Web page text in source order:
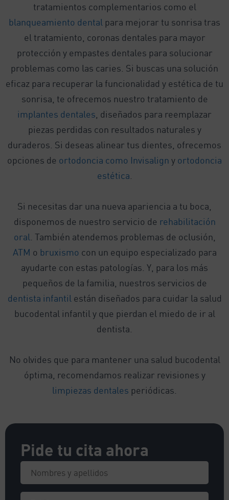
tratamientos complementarios como el
blanqueamiento dental para mejorar tu sonrisa tras
el tratamiento, coronas dentales para mayor
protección y empastes dentales para solucionar
problemas como las caries. Si buscas una solución
eficaz para recuperar la funcionalidad y estética de tu
sonrisa, te ofrecemos nuestro tratamiento de
implantes dentales , diseñados para reemplazar
piezas perdidas con resultados naturales y
duraderos. Si deseas alinear tus dientes, ofrecemos
opciones de ortodoncia como Invisalign y ortodoncia
estética
Si necesitas dar una nueva apariencia a tu boca,
disponemos de nuestro servicio de rehabilitación
oral . También atendemos problemas de oclusión,
ATM o bruxismo con un equipo especializado para
ayudarte con estas patologías. Y, para los más
pequeños de la familia, nuestros servicios de
dentista infantil están diseñados para cuidar la salud
bucodental infantil y que pierdan el miedo de ir al
dentista.
No olvides que para mantener una salud bucodental
óptima, recomendamos realizar revisiones y
limpiezas dentales periódicas.
Pide tu cita ahora